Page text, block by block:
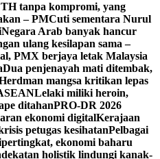
tanpa kompromi, yang
– PMCuti sementara Nurul
Negara Arab banyak hancur
ulang kesilapan sama –
PMX berjaya letak Malaysia
Dua penjenayah mati ditembak,
mangsa kritikan lepas
Lelaki miliki heroin,
ditahanPRO-DR 2026
ekonomi digitalKerajaan
petugas kesihatanPelbagai
ekonomi baharu
holistik lindungi kanak-